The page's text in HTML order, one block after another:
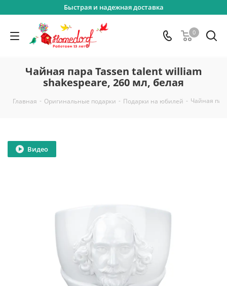
Быстрая и надежная доставка
0
Чайная пара Tassen talent william
shakespeare, 260 мл, белая
Главная - Оригинальные подарки - Подарки на юбилей - Чайная
Видео